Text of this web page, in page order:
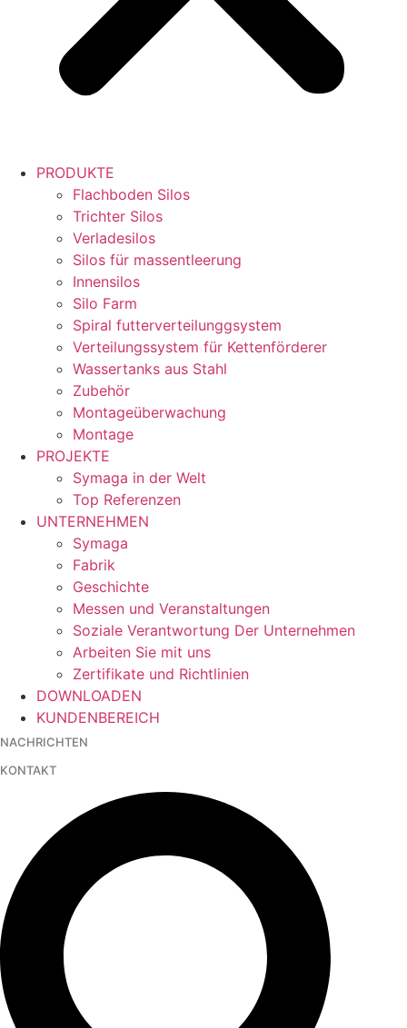
PRODUKTE
Flachboden Silos
Trichter Silos
Verladesilos
Silos für massentleerung
Innensilos
Silo Farm
Spiral futterverteilunggsystem
Verteilungssystem für Kettenförderer
Wassertanks aus Stahl
Zubehör
Montageüberwachung
Montage
PROJEKTE
Symaga in der Welt
Top Referenzen
UNTERNEHMEN
Symaga
Fabrik
Geschichte
Messen und Veranstaltungen
Soziale Verantwortung Der Unternehmen
Arbeiten Sie mit uns
Zertifikate und Richtlinien
DOWNLOADEN
KUNDENBEREICH
NACHRICHTEN
KONTAKT